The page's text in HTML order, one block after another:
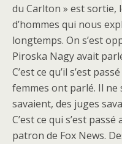
du Carlton » est sortie,
d’hommes qui nous
longtemps. On s’est
Piroska Nagy avait
C’est ce qu’il s’est
femmes ont parlé. Il ne
savaient, des juges
C’est ce qui s’est
patron de Fox News.